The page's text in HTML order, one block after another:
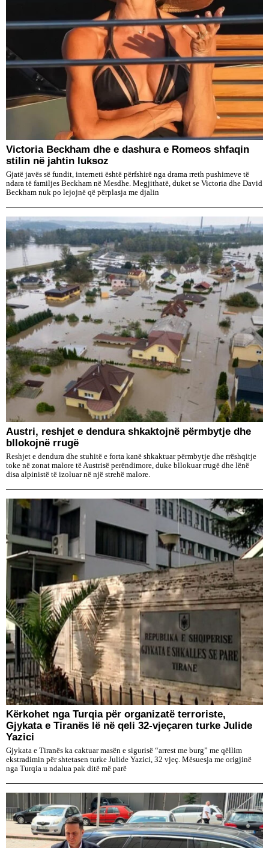
Victoria Beckham dhe e dashura e Romeos shfaqin
stilin në jahtin luksoz
Gjatë javës së fundit, interneti është përfshirë nga drama rreth pushimeve të
ndara të familjes Beckham në Mesdhe. Megjithatë, duket se Victoria dhe David
Beckham nuk po lejojnë që përplasja me djalin
Austri, reshjet e dendura shkaktojnë përmbytje dhe
bllokojnë rrugë
Reshjet e dendura dhe stuhitë e forta kanë shkaktuar përmbytje dhe rrëshqitje
toke në zonat malore të Austrisë perëndimore, duke bllokuar rrugë dhe lënë
disa alpinistë të izoluar në një strehë malore.
Kërkohet nga Turqia për organizatë terroriste,
Gjykata e Tiranës lë në qeli 32-vjeçaren turke Julide
Yazici
Gjykata e Tiranës ka caktuar masën e sigurisë “arrest me burg” me qëllim
ekstradimin për shtetasen turke Julide Yazici, 32 vjeç. Mësuesja me origjinë
nga Turqia u ndalua pak ditë më parë